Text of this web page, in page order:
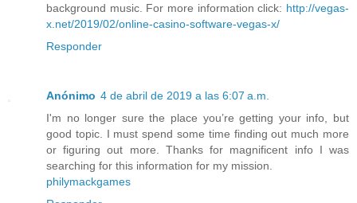
background music. For more information click: http://vegas-
x.net/2019/02/online-casino-software-vegas-x/
Responder
Anónimo 4 de abril de 2019 a las 6:07 a.m.
I'm no longer sure the place you’re getting your info, but
good topic. I must spend some time finding out much more
or figuring out more. Thanks for magnificent info I was
searching for this information for my mission.
philymackgames